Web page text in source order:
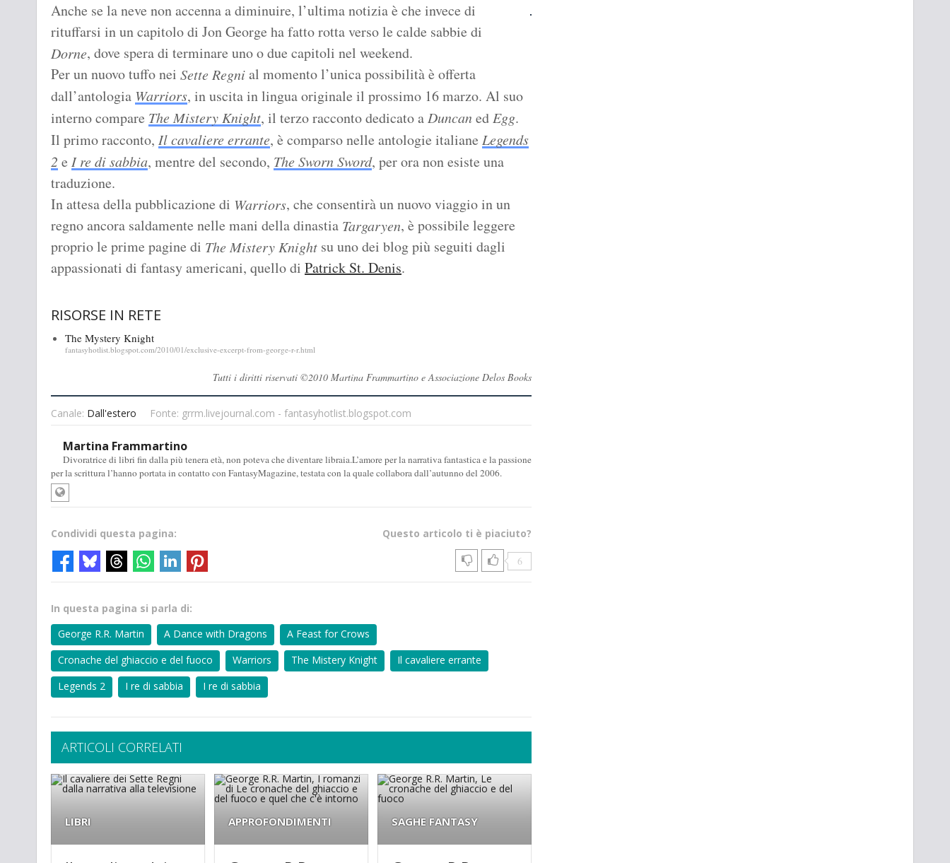
Anche se la neve non accenna a diminuire, l’ultima notizia è che invece di
rituffarsi in un capitolo di Jon George ha fatto rotta verso le calde sabbie di
Dorne, dove spera di terminare uno o due capitoli nel weekend.
Per un nuovo tuffo nei Sette Regnial momento l’unica possibilità è offerta
dall’antologia Warriors, in uscita in lingua originale il prossimo 16 marzo. Al suo
interno compare The Mistery Knight, il terzo racconto dedicato aDuncanedEgg.
Il primo racconto, Il cavaliere errante, è comparso nelle antologie italiane Legends
2 e I re di sabbia, mentre del secondo, The Sworn Sword, per ora non esiste una
traduzione.
In attesa della pubblicazione di Warriors, che consentirà un nuovo viaggio in un
regno ancora saldamente nelle mani della dinastia Targaryen, è possibile leggere
proprio le prime pagine di The Mistery Knight su uno dei blog più seguiti dagli
appassionati di fantasy americani, quello di Patrick St. Denis.
RISORSE IN RETE
The Mystery Knight
fantasyhotlist.blogspot.com/2010/01/exclusive-excerpt-from-george-r-r.html
Tutti i diritti riservati ©2010 Martina Frammartino e Associazione Delos Books
Canale: Dall'estero Fonte: grrm.livejournal.com - fantasyhotlist.blogspot.com
Martina Frammartino
Divoratrice di libri fin dalla più tenera età, non poteva che diventare libraia.L’amore per la narrativa fantastica e la passione
per la scrittura l’hanno portata in contatto con FantasyMagazine, testata con la quale collabora dall’autunno del 2006.
Questo articolo ti è piaciuto?
6
Condividi questa pagina:
In questa pagina si parla di:
George R.R. Martin
A Dance with Dragons
A Feast for Crows
Cronache del ghiaccio e del fuoco
Warriors The Mistery Knight
Il cavaliere errante
Legends 2
I re di sabbia I re di sabbia
ARTICOLI CORRELATI
LIBRI APPROFONDIMENTI SAGHE FANTASY